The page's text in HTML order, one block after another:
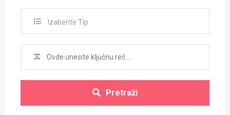
Izaberite Tip
Pretraži